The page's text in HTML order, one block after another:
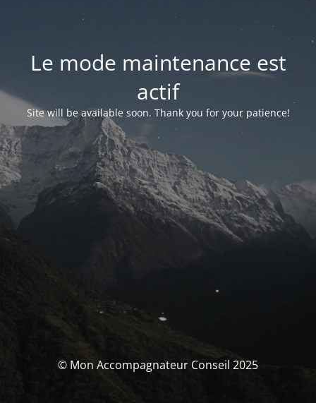
Le mode maintenance est
actif
Site will be available soon. Thank you for your patience!
© Mon Accompagnateur Conseil 2025